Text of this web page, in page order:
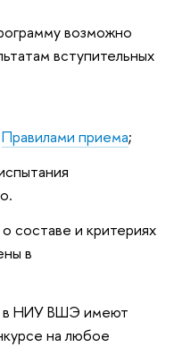
возможно
вступительных
Правилами приема;
составе и критериях
в
в НИУ ВШЭ имеют
на любое